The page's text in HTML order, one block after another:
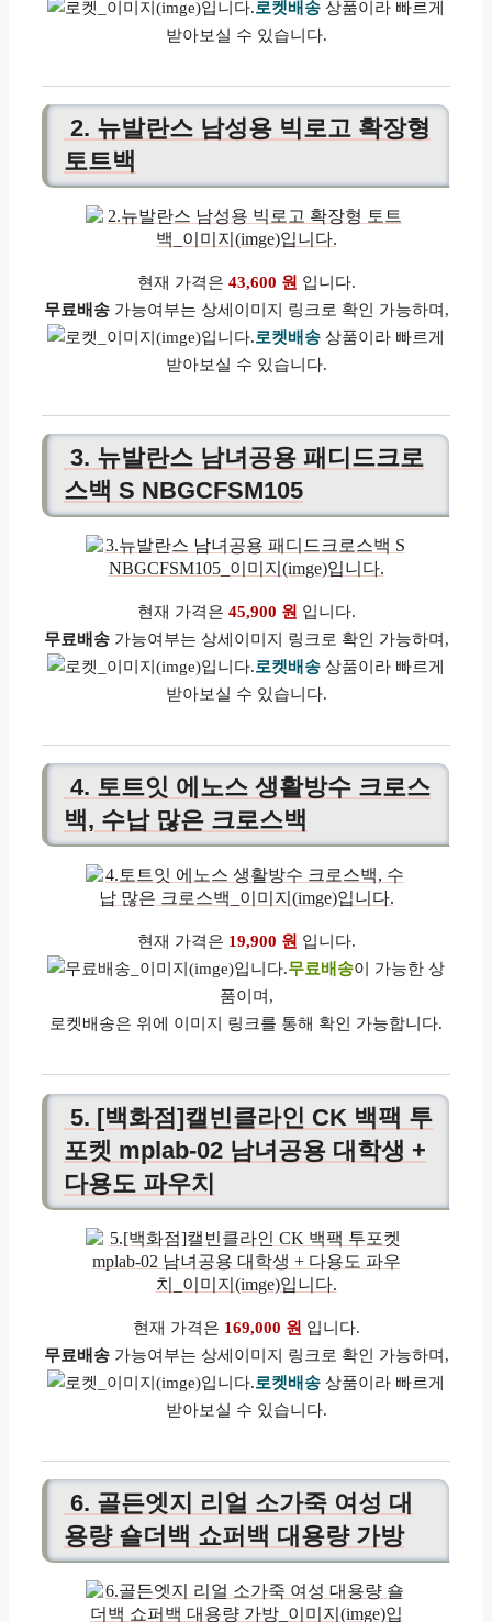
로켓배송 상품이라 빠르게
받아보실 수 있습니다.
2. 뉴발란스 남성용 빅로고 확장형
토트백
현재 가격은 43,600 원 입니다.
무료배송가능여부는 상세이미지 링크로 확인 가능하며,
로켓배송 상품이라 빠르게
받아보실 수 있습니다.
3. 뉴발란스 남녀공용 패디드크로
스백 S NBGCFSM105
현재 가격은 45,900 원 입니다.
무료배송가능여부는 상세이미지 링크로 확인 가능하며,
로켓배송 상품이라 빠르게
받아보실 수 있습니다.
4. 토트잇 에노스 생활방수 크로스
백, 수납 많은 크로스백
현재 가격은 19,900 원 입니다.
무료배송이 가능한 상
품이며,
로켓배송은 위에 이미지 링크를 통해 확인 가능합니다.
5. [백화점]캘빈클라인 CK 백팩 투
포켓 mplab-02 남녀공용 대학생 +
다용도 파우치
현재 가격은 169,000 원 입니다.
무료배송가능여부는 상세이미지 링크로 확인 가능하며,
로켓배송 상품이라 빠르게
받아보실 수 있습니다.
6. 골든엣지 리얼 소가죽 여성 대
용량 숄더백 쇼퍼백 대용량 가방